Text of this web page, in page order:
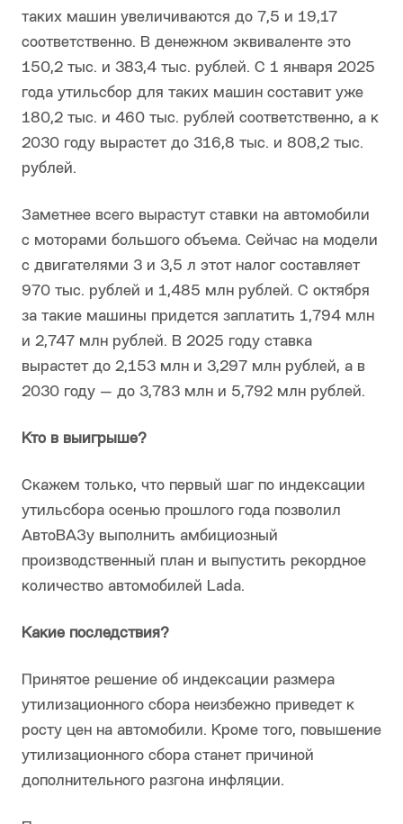
таких машин увеличиваются до 7,5 и 19,17
соответственно. В денежном эквиваленте это
150,2 тыс. и 383,4 тыс. рублей. С 1 января 2025
года утильсбор для таких машин составит уже
180,2 тыс. и 460 тыс. рублей соответственно, а к
2030 году вырастет до 316,8 тыс. и 808,2 тыс.
рублей.
Заметнее всего вырастут ставки на автомобили
с моторами большого объема. Сейчас на модели
с двигателями 3 и 3,5 л этот налог составляет
970 тыс. рублей и 1,485 млн рублей. С октября
за такие машины придется заплатить 1,794 млн
и 2,747 млн рублей. В 2025 году ставка
вырастет до 2,153 млн и 3,297 млн рублей, а в
2030 году — до 3,783 млн и 5,792 млн рублей.
Кто в выигрыше?
Скажем только, что первый шаг по индексации
утильсбора осенью прошлого года позволил
АвтоВАЗу выполнить амбициозный
производственный план и выпустить рекордное
количество автомобилей Lada.
Какие последствия?
Принятое решение об индексации размера
утилизационного сбора неизбежно приведет к
росту цен на автомобили. Кроме того, повышение
утилизационного сбора станет причиной
дополнительного разгона инфляции.